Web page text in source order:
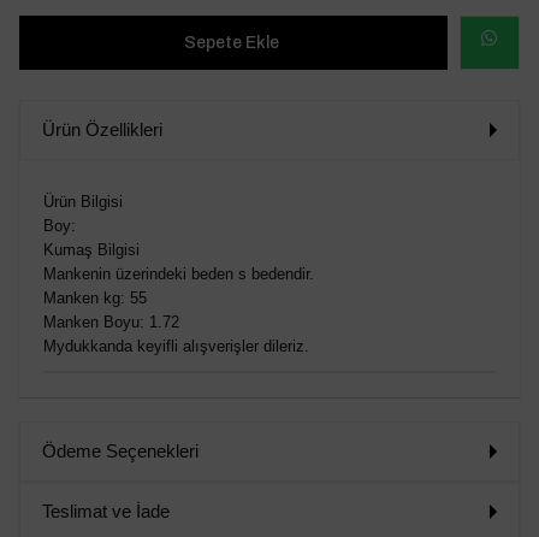
SİPARİŞ
Ürün Özellikleri
Ürün Bilgisi
Boy:
Kumaş Bilgisi
Mankenin üzerindeki beden s bedendir.
Manken kg: 55
Manken Boyu: 1.72
Mydukkanda keyifli alışverişler dileriz.
Ödeme Seçenekleri
Teslimat ve İade